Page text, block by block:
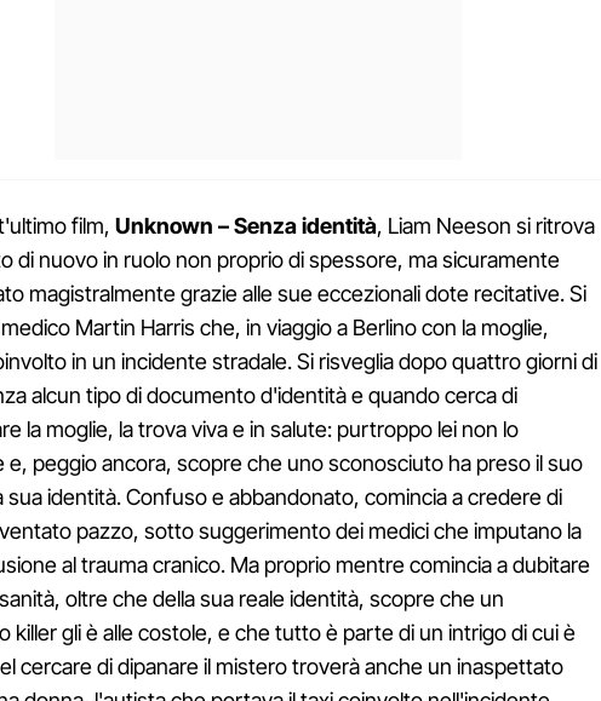
film, Unknown – Senza identità, Liam Neeson si ritrova
di nuovo in ruolo non proprio di spessore, ma sicuramente
magistralmente grazie alle sue eccezionali dote recitative. Si
Martin Harris che, in viaggio a Berlino con la moglie,
in un incidente stradale. Si risveglia dopo quattro giorni di
alcun tipo di documento d'identità e quando cerca di
la moglie, la trova viva e in salute: purtroppo lei non lo
e, peggio ancora, scopre che uno sconosciuto ha preso il suo
sua identità. Confuso e abbandonato, comincia a credere di
pazzo, sotto suggerimento dei medici che imputano la
al trauma cranico. Ma proprio mentre comincia a dubitare
oltre che della sua reale identità, scopre che un
killer gli è alle costole, e che tutto è parte di un intrigo di cui è
cercare di dipanare il mistero troverà anche un inaspettato